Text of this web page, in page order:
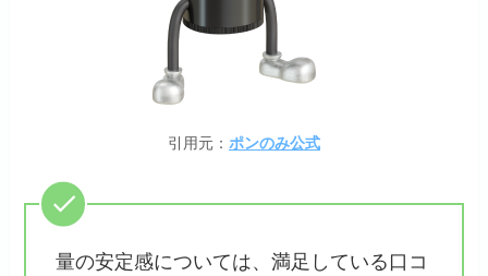
引用元： ポンのみ公式
量の安定感については、満足している口コ